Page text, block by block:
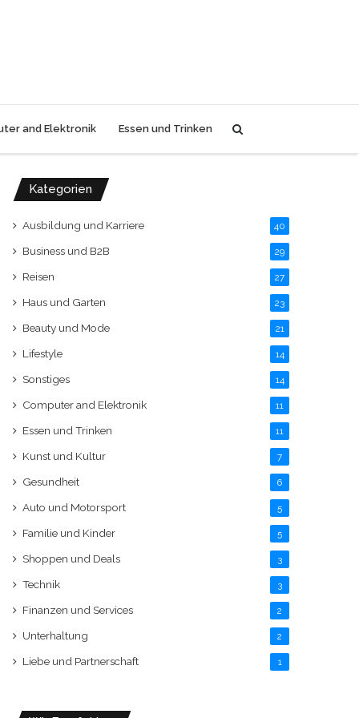
and Elektronik Essen und Trinken
Kategorien
Ausbildung und Karriere 40
Business und B2B 29
Reisen 27
Haus und Garten 23
Beauty und Mode 21
Lifestyle 14
Sonstiges 14
Computer and Elektronik 11
Essen und Trinken 11
Kunst und Kultur 7
Gesundheit 6
Auto und Motorsport 5
Familie und Kinder 5
Shoppen und Deals 3
Technik 3
Finanzen und Services 2
Unterhaltung 2
Liebe und Partnerschaft 1